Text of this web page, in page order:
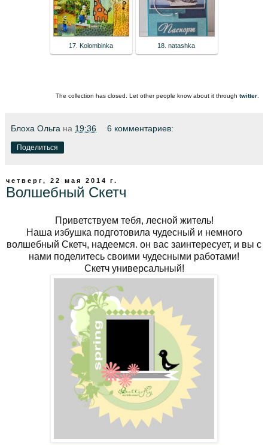
17. Kolombinka 18. natashka
The collection has closed. Let other people know about it through twitter
Блоха Ольга на 19:36 6 комментариев:
Поделиться
четверг, 22 мая 2014 г.
Волшебный Скетч
Приветствуем тебя, лесной житель!
Наша избушка подготовила чудесный и немного
волшебный Скетч, надеемся. он вас заинтересует, и вы с
нами поделитесь своими чудесными работами!
Скетч универсальный!